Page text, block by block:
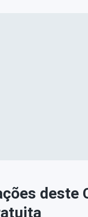
deste